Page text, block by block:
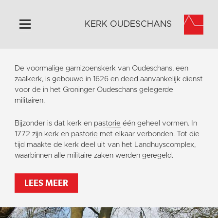
Home
Algemeen
Historie
Activiteiten
Steun ons
Contact
Vaktaal
KERK OUDESCHANS
De voormalige garnizoenskerk van Oudeschans, een
zaalkerk, is gebouwd in 1626 en deed aanvankelijk dienst
voor de in het Groninger Oudeschans gelegerde
militairen.
Bijzonder is dat kerk en pastorie één geheel vormen. In
1772 zijn kerk en pastorie met elkaar verbonden. Tot die
tijd maakte de kerk deel uit van het Landhuyscomplex,
waarbinnen alle militaire zaken werden geregeld.
LEES MEER